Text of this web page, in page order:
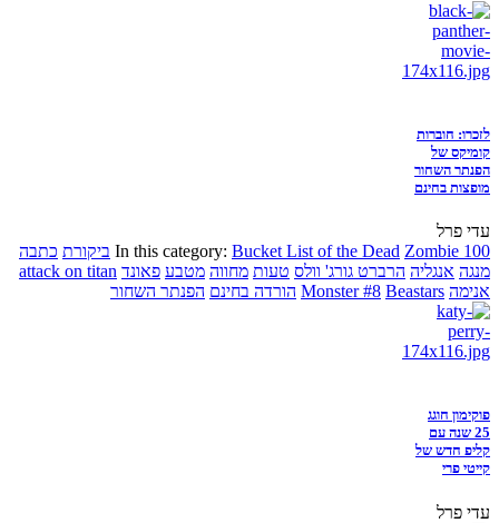
לזכרו: חוברות
קומיקס של
הפנתר השחור
מופצות בחינם
עדי פרל
In this category: Bucket List of the Dead Zombie 100 ביקורת כתבה
מנגה אנגליה הרברט גורג' וולס טעות מחווה מטבע פאונד attack on titan
אנימה
Monster #8 Beastars הורדה בחינם הפנתר השחור
פוקימון חוגג
25 שנה עם
קליפ חדש של
קייטי פרי
עדי פרל